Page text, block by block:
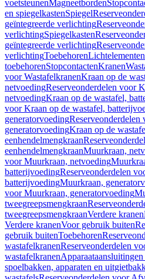
voetsteunenMagneetborden
en spiegelkastenSpiegel
geïntegreerde verlichting
verlichtingSpiegelkasten
geïntegreerde verlichting
verlichtingToebehorenLichtelementen
toebehorenStopcontactenKranen
voor WastafelkranenKraan op de
netvoedingReserveonderdelen voor
netvoedingKraan op de wastafel,
voor Kraan op de wastafel,
generatorvoedingReserveonderdelen
generatorvoedingKraan op de
eenhendelmengkraan
eenhendelmengkraanMuurkraan,
voor Muurkraan, netvoeding
batterijvoedingReserveonderdelen
batterijvoedingMuurkraan,
voor Muurkraan, generatorvoeding
tweegreepsmengkraan
tweegreepsmengkraanVerdere kranen
Verdere kranenVoor gebruik buiten
gebruik buitenToebehoren
wastafelkranenReserveonderdelen
wastafelkranen
spoelbakken, apparaten en